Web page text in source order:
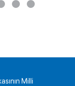
Milli